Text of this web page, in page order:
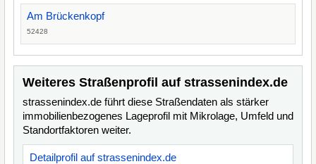
Am Brückenkopf
52428
Weiteres Straßenprofil auf strassenindex.de
strassenindex.de führt diese Straßendaten als stärker
immobilienbezogenes Lageprofil mit Mikrolage, Umfeld und
Standortfaktoren weiter.
Detailprofil auf strassenindex.de